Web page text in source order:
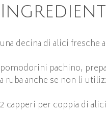
una decina di alici fresche
pomodorini pachino,
a ruba anche se non li
2 capperi per coppia di alici